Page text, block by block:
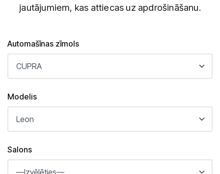
Uzņēmumiem
Saloni
CUPRA Garage un XPENG
Krasta ielā 42
CUPRA, SEAT, MG un mazlietoti auto
jautājumiem, kas attiecas uz apdrošināšanu.
Automašīnas zīmols
Modelis
Salons